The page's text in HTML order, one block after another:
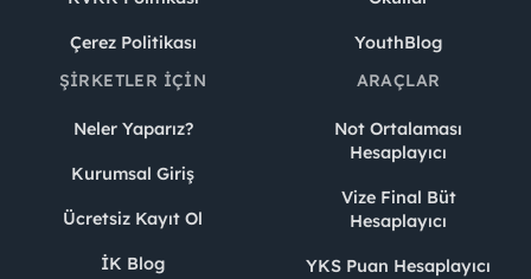
Çerez Politikası
YouthBlog
ŞIRKETLER İÇIN
Neler Yaparız?
Kurumsal Giriş
Ücretsiz Kayıt Ol
İK Blog
ARAÇLAR
Not Ortalaması
Hesaplayıcı
Vize Final Büt
Hesaplayıcı
YKS Puan Hesaplayıcı